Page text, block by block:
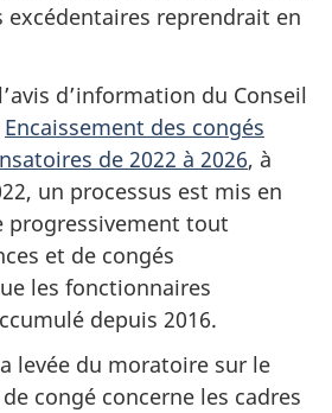
excédentaires reprendrait en
d’information du Conseil
Encaissement des congés
de 2022 à 2026, à
, un processus est mis en
progressivement tout
et de congés
les fonctionnaires
depuis 2016.
levée du moratoire sur le
congé concerne les cadres